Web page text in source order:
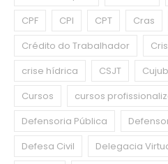
CPF
CPI CPT Cras
Crédito do Trabalhador
crise hídrica
CSJT
Cursos
cursos
Defensoria Pública
Defesa Civil
Delegacia